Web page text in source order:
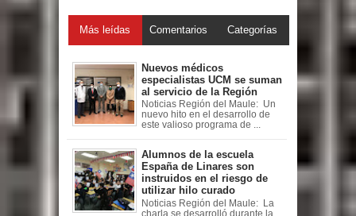
Más leídas Comentarios Categorías
Nuevos médicos
especialistas UCM se suman
al servicio de la Región
Noticias Región del Maule: Un
nuevo hito en el desarrollo de
este valioso programa de ...
Alumnos de la escuela
España de Linares son
instruidos en el riesgo de
utilizar hilo curado
Noticias Región del Maule: La
charla se desarrolló durante la